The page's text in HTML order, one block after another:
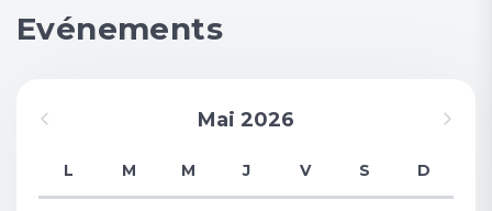
Evénements
Mai 2026
L M M J V S D